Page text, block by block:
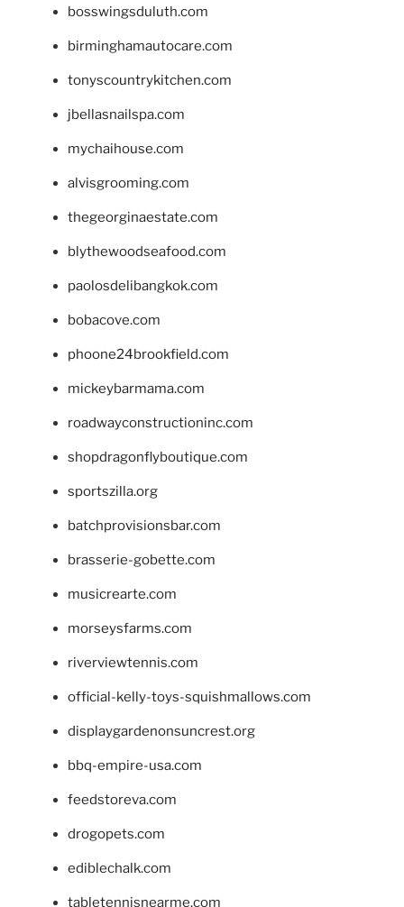
bosswingsduluth.com
birminghamautocare.com
tonyscountrykitchen.com
jbellasnailspa.com
mychaihouse.com
alvisgrooming.com
thegeorginaestate.com
blythewoodseafood.com
paolosdelibangkok.com
bobacove.com
phoone24brookfield.com
mickeybarmama.com
roadwayconstructioninc.com
shopdragonflyboutique.com
sportszilla.org
batchprovisionsbar.com
brasserie-gobette.com
musicrearte.com
morseysfarms.com
riverviewtennis.com
official-kelly-toys-squishmallows.com
displaygardenonsuncrest.org
bbq-empire-usa.com
feedstoreva.com
drogopets.com
ediblechalk.com
tabletennisnearme.com